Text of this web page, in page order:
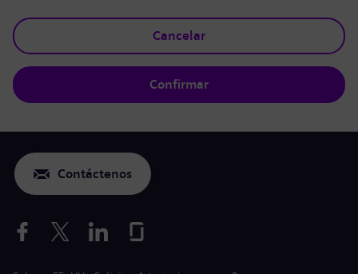
Cancelar
Confirmar
Contáctenos